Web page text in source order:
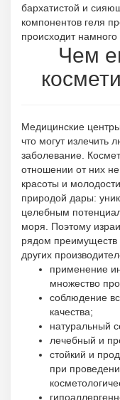
бархатистой и
компонентов геля
происходит намного
Чем
Медицинские
что могут излечить
заболевание.
отношении от них
красоты и
природой дары:
целебным
моря. Поэтому
рядом преимуществ
других
применение
множество
соблюдение
качества;
натуральный
лечебный и
стойкий и
при